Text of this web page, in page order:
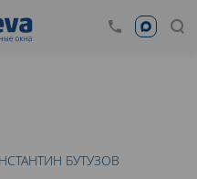
0
БУТУЗОВ